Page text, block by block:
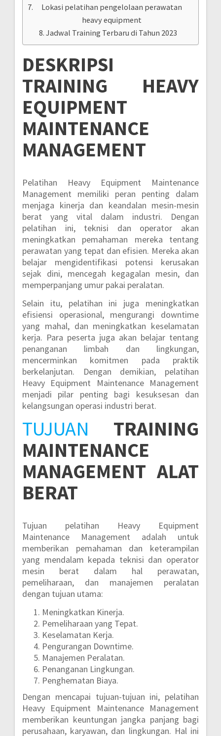
Lokasi pelatihan pengelolaan perawatan
heavy equipment
Jadwal Training Terbaru di Tahun 2023
DESKRIPSI
TRAINING HEAVY
EQUIPMENT
MAINTENANCE
MANAGEMENT
Pelatihan Heavy Equipment Maintenance
Management memiliki peran penting dalam
menjaga kinerja dan keandalan mesin-mesin
berat yang vital dalam industri. Dengan
pelatihan ini, teknisi dan operator akan
meningkatkan pemahaman mereka tentang
perawatan yang tepat dan efisien. Mereka akan
belajar mengidentifikasi potensi kerusakan
sejak dini, mencegah kegagalan mesin, dan
memperpanjang umur pakai peralatan.
Selain itu, pelatihan ini juga meningkatkan
efisiensi operasional, mengurangi downtime
yang mahal, dan meningkatkan keselamatan
kerja. Para peserta juga akan belajar tentang
penanganan limbah dan lingkungan,
mencerminkan komitmen pada praktik
berkelanjutan. Dengan demikian, pelatihan
Heavy Equipment Maintenance Management
menjadi pilar penting bagi kesuksesan dan
kelangsungan operasi industri berat.
TUJUAN
TRAINING
MAINTENANCE
MANAGEMENT ALAT
BERAT
Tujuan pelatihan Heavy Equipment
Maintenance Management adalah untuk
memberikan pemahaman dan keterampilan
yang mendalam kepada teknisi dan operator
mesin berat dalam hal perawatan,
pemeliharaan, dan manajemen peralatan
dengan tujuan utama:
Meningkatkan Kinerja.
Pemeliharaan yang Tepat.
Keselamatan Kerja.
Pengurangan Downtime.
Manajemen Peralatan.
Penanganan Lingkungan.
Penghematan Biaya.
Dengan mencapai tujuan-tujuan ini, pelatihan
Heavy Equipment Maintenance Management
memberikan keuntungan jangka panjang bagi
perusahaan, karyawan, dan lingkungan. Hal ini